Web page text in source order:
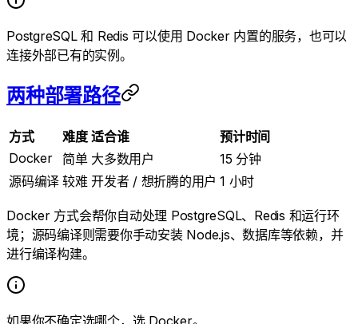
PostgreSQL 和 Redis 可以使用 Docker 内置的服务，也可以
连接外部已有的实例。
两种部署路径
方式 难度 适合谁
预计时间
Docker
简单 大多数用户
15 分钟
源码编译 较难 开发者 / 想折腾的用户 1 小时
Docker 方式会帮你自动处理 PostgreSQL、Redis 和运行环
境；源码编译则需要你手动安装 Node.js、数据库等依赖，并
进行编译构建。